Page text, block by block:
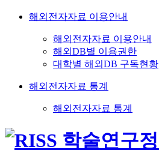
해외전자자료 이용안내
해외전자자료 이용안내
해외DB별 이용권한
대학별 해외DB 구독현황
해외전자자료 통계
해외전자자료 통계